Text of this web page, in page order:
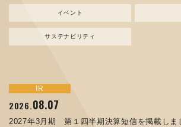
イベント
サステナビリティ
IR
2026.08.07
2027年3月期 第１四半期決算短信を掲載しま
新規事業
2024.04.10
資源ごみAI 自動選別機 販売開始のお知らせ
お知らせ
2026.08.05
夏季休業のお知らせ
トピックス
2026.07.17
ORANGE NEWS Vol. 014を掲載しました
イベント
2026.04.03
MEX金沢2026 出展のご案内 ※終了しまし
IR
2026.08.07
2027年3月期 第１四半期決算短信を掲載しま
サステナビリティ
2026.07.24
中学生（光野中学校）の職場体験を実施しま